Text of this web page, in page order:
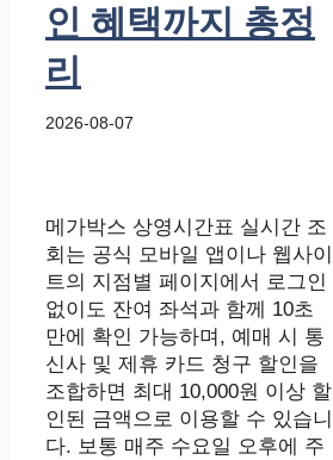
인 혜택까지 총정
리
2026-08-07
메가박스 상영시간표 실시간 조
회는 공식 모바일 앱이나 웹사이
트의 지점별 페이지에서 로그인
없이도 잔여 좌석과 함께 10초
만에 확인 가능하며, 예매 시 통
신사 및 제휴 카드 청구 할인을
조합하면 최대 10,000원 이상 할
인된 금액으로 이용할 수 있습니
다. 보통 매주 수요일 오후에 주